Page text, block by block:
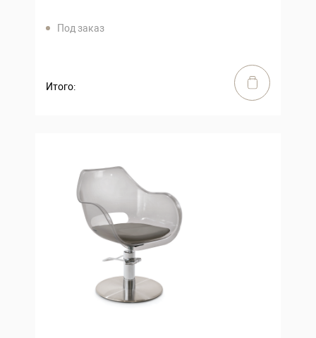
Под заказ
Итого: